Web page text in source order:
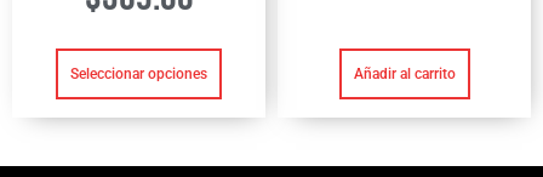
Seleccionar opciones Añadir al carrito